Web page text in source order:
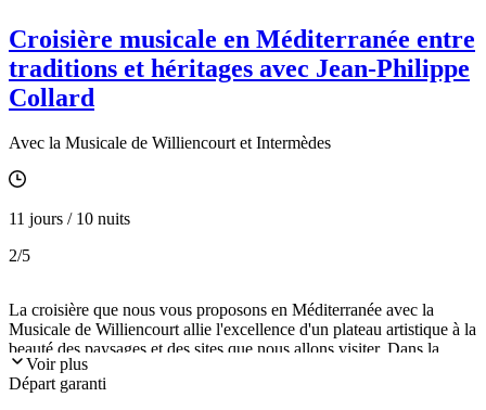
Croisière musicale en Méditerranée entre
traditions et héritages avec Jean-Philippe
Collard
Avec la Musicale de Williencourt et Intermèdes
11 jours / 10 nuits
2/5
La croisière que nous vous proposons en Méditerranée avec la
Musicale de Williencourt allie l'excellence d'un plateau artistique à la
beauté des paysages et des sites que nous allons visiter. Dans la
grande tradition artistique, les musiciens évoqueront devant vous le
souvenir de leurs maîtres et leur passion pour transmettre leur Art à
Voir plus
Départ garanti